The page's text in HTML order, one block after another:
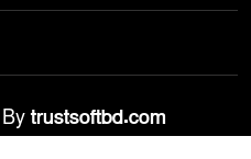
Bytrustsoftbd.com